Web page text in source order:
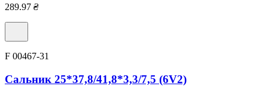
289.97 ₴
F 00467-31
Сальник 25*37,8/41,8*3,3/7,5 (6V2)